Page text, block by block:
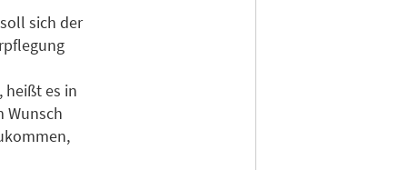
sich der
heißt es in
Wunsch